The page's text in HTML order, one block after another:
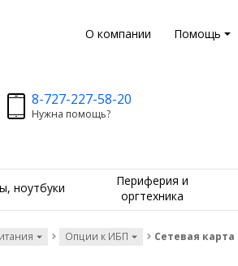
О компании Помощь
8-727-227-58-20
Нужна помощь?
ноутбуки
Периферия и
оргтехника
Опции к ИБП Сетевая карта